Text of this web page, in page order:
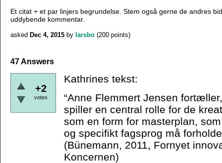
Et citat + et par linjers begrundelse. Stem også gerne de andres
uddybende kommentar.
asked Dec 4, 2015 by larsbo (200 points)
47 Answers
+2
votes
Kathrines tekst:
“Anne Flemmert Jensen
spiller en central rolle for de
som en form for masterplan,
og specifikt fagsprog må
(Bünemann, 2011, Fornyet
Koncernen)